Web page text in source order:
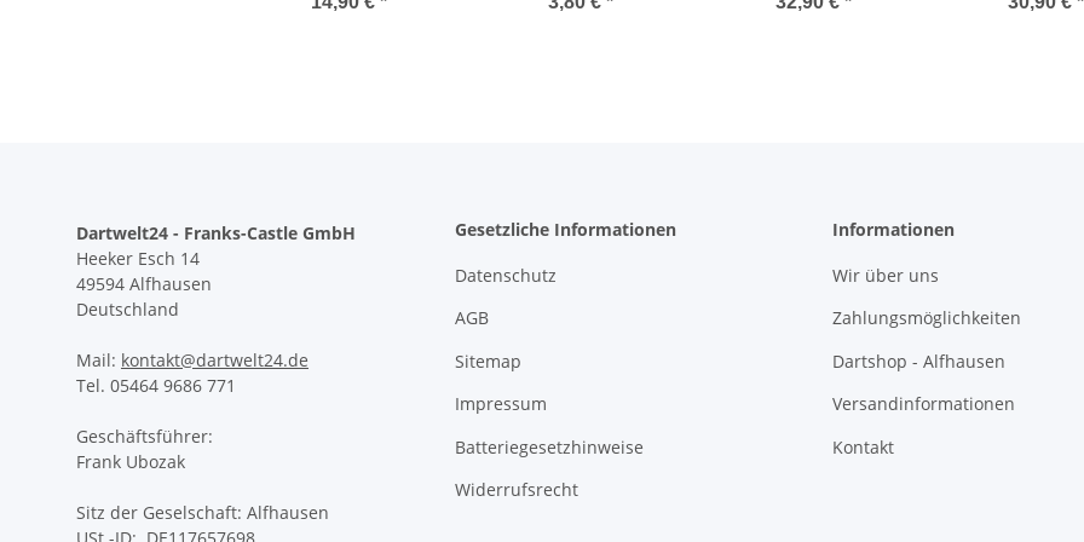
Dartwelt24 - Franks-Castle GmbH
Heeker Esch 14
49594 Alfhausen
Deutschland
Mail: kontakt@dartwelt24.de
Tel. 05464 9686 771
Geschäftsführer:
Frank Ubozak
Sitz der Geselschaft: Alfhausen
Gesetzliche Informationen
Datenschutz
AGB
Sitemap
Impressum
Batteriegesetzhinweise
Widerrufsrecht
Informationen
Wir über uns
Zahlungsmöglichkeiten
Dartshop - Alfhausen
Versandinformationen
Kontakt